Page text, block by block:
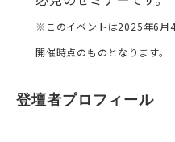
※このイベントは2025年6月
開催時点のものとなります。
登壇者プロフィール